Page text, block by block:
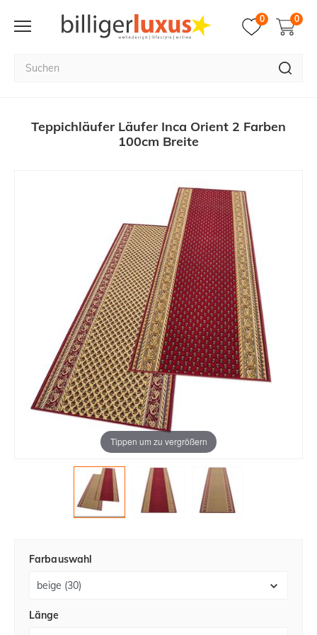
0 0
Teppichläufer Läufer Inca Orient 2 Farben
100cm Breite
Tippen um zu vergrößern
Farbauswahl
Länge